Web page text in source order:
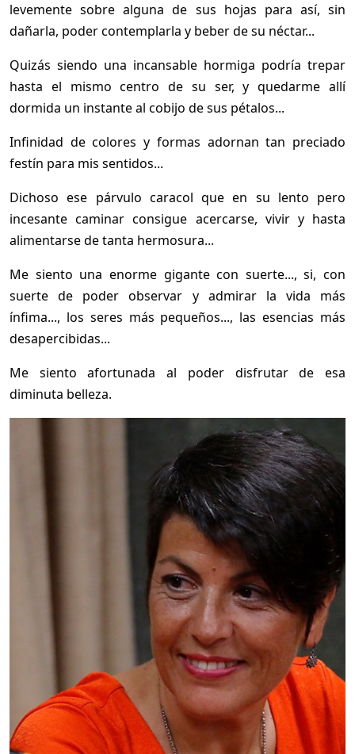
levemente sobre alguna de sus hojas para así, sin
dañarla, poder contemplarla y beber de su néctar...
Quizás siendo una incansable hormiga podría trepar
hasta el mismo centro de su ser, y quedarme allí
dormida un instante al cobijo de sus pétalos...
Infinidad de colores y formas adornan tan preciado
festín para mis sentidos...
Dichoso ese párvulo caracol que en su lento pero
incesante caminar consigue acercarse, vivir y hasta
alimentarse de tanta hermosura...
Me siento una enorme gigante con suerte..., si, con
suerte de poder observar y admirar la vida más
ínfima..., los seres más pequeños..., las esencias más
desapercibidas...
Me siento afortunada al poder disfrutar de esa
diminuta belleza.